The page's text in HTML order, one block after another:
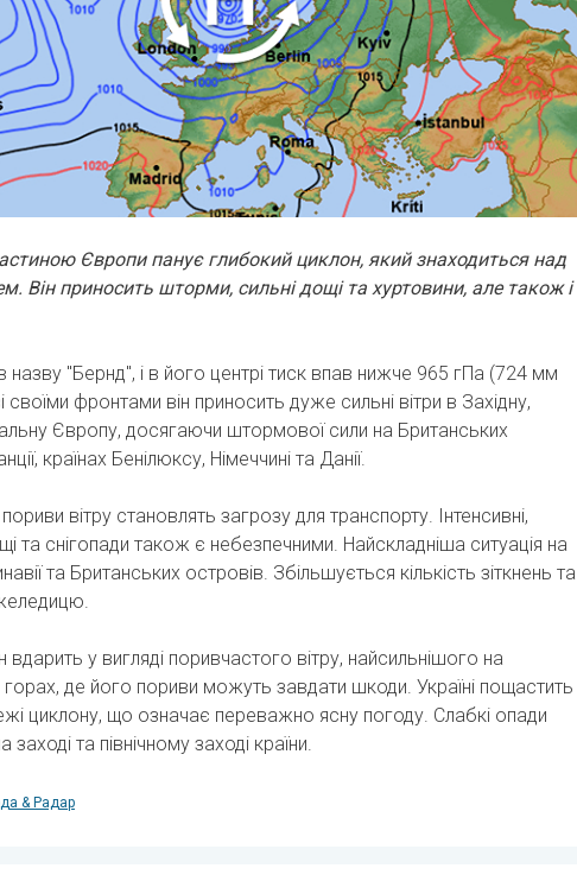
Європи панує глибокий циклон, який знаходиться над
Він приносить шторми, сильні дощі та хуртовини, але також і
назву "Бернд", і в його центрі тиск впав нижче 965 гПа (724 мм
своїми фронтами він приносить дуже сильні вітри в Західну,
Європу, досягаючи штормової сили на Британських
країнах Бенілюксу, Німеччині та Данії.
вітру становлять загрозу для транспорту. Інтенсивні,
та снігопади також є небезпечними. Найскладніша ситуація на
та Британських островів. Збільшується кількість зіткнень та
у вигляді поривчастого вітру, найсильнішого на
де його пориви можуть завдати шкоди. Україні пощастить
циклону, що означає переважно ясну погоду. Слабкі опади
та північному заході країни.
& Радар